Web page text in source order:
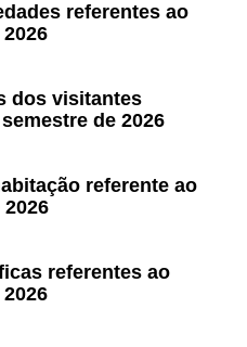
referentes ao
dos visitantes
de 2026
referente ao
referentes ao